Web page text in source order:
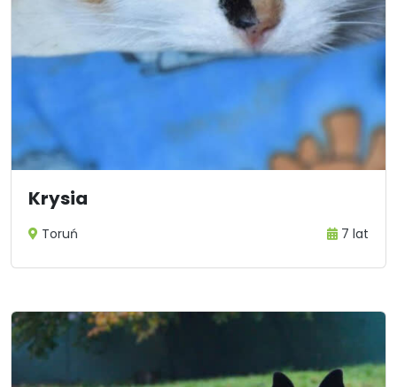
Krysia
Toruń 7 lat